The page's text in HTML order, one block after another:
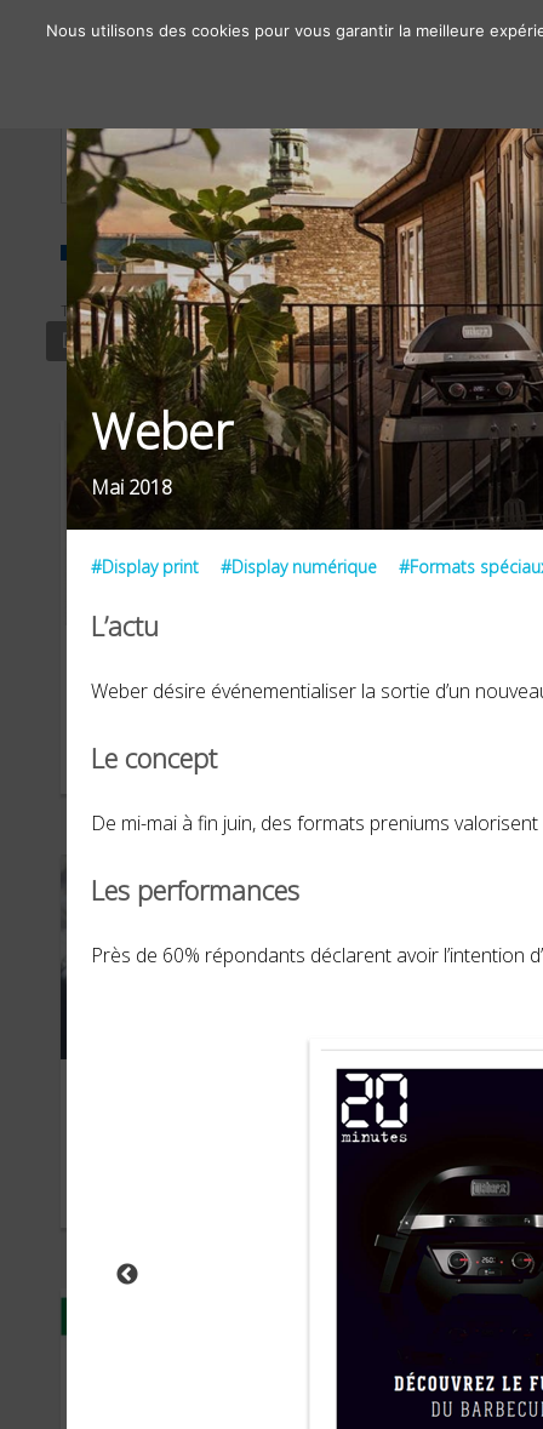
À propos Chiffres clés Nos solutions
TYPE
DISPLAY PRINT
SECTEUR
DISTRIBUTION
JUILLET 2019
MAI
Weber
Mai 2018
#Display print #Display numérique #Formats
L’actu
Weber désire événementialiser la sortie d’un
Le concept
De mi-mai à fin juin, des formats preniums
Les performances
Près de 60% répondants déclarent avoir l’intention
Nous utilisons des cookies pour vous garantir la meilleure